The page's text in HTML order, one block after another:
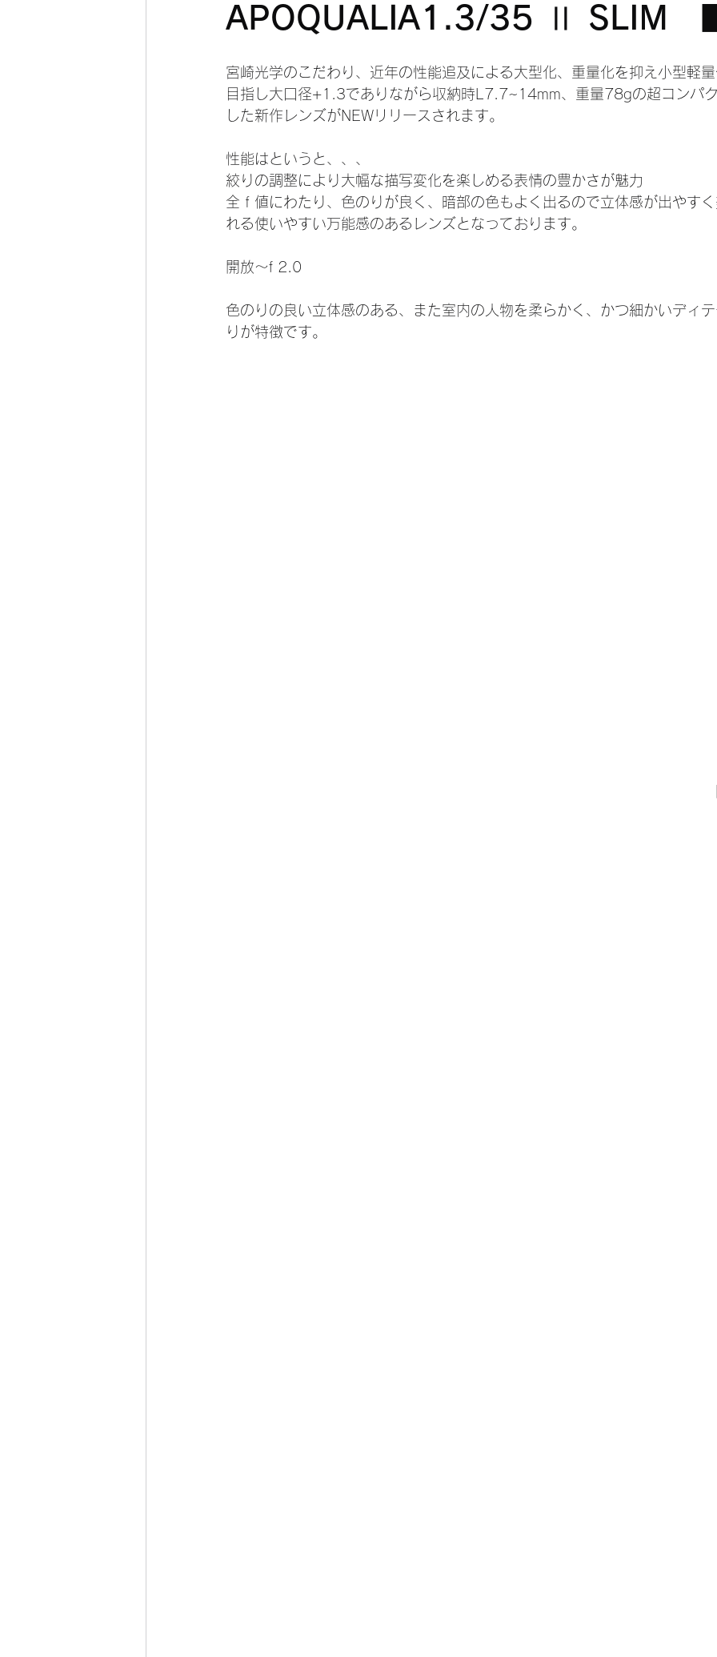
APOQUALIA1.3/35 Ⅱ SLIM ■
宮崎光学のこだわり、近年の性能追及による大型化、重量化を抑え小型軽
目指し大口径+1.3でありながら収納時L7.7~14mm、重量78gの超コンパ
した新作レンズがNEWリリースされます。
性能はというと、、、
絞りの調整により大幅な描写変化を楽しめる表情の豊かさが魅力
全ｆ値にわたり、色のりが良く、暗部の色もよく出るので立体感が出やす
れる使いやすい万能感のあるレンズとなっております。
開放～f 2.0
色のりの良い立体感のある、また室内の人物を柔らかく、かつ細かいディ
りが特徴です。
開